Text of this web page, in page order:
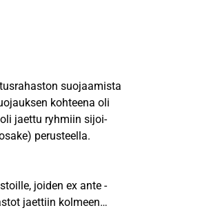
suojaamista
kohteena oli
jaettu ryhmiin sijoi-
perusteella.
joiden ex ante -
jaettiin kolmeen